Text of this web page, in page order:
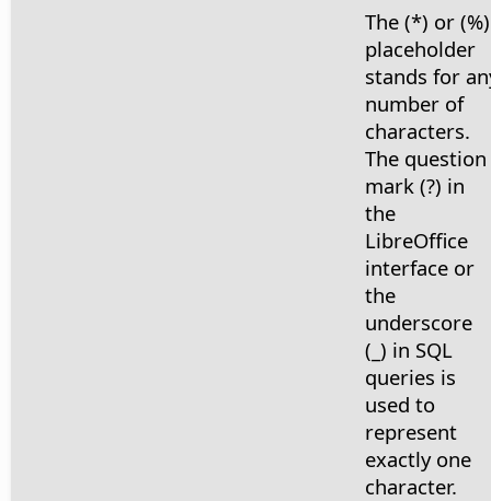
The (*) or (%)
placeholder
stands for
number of
characters.
The question
mark (?) in
the
LibreOffice
interface or
the
underscore
(_) in SQL
queries is
used to
represent
exactly one
character.